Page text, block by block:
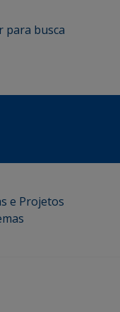
para busca
e Projetos